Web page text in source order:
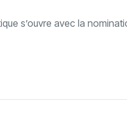
s’ouvre avec la